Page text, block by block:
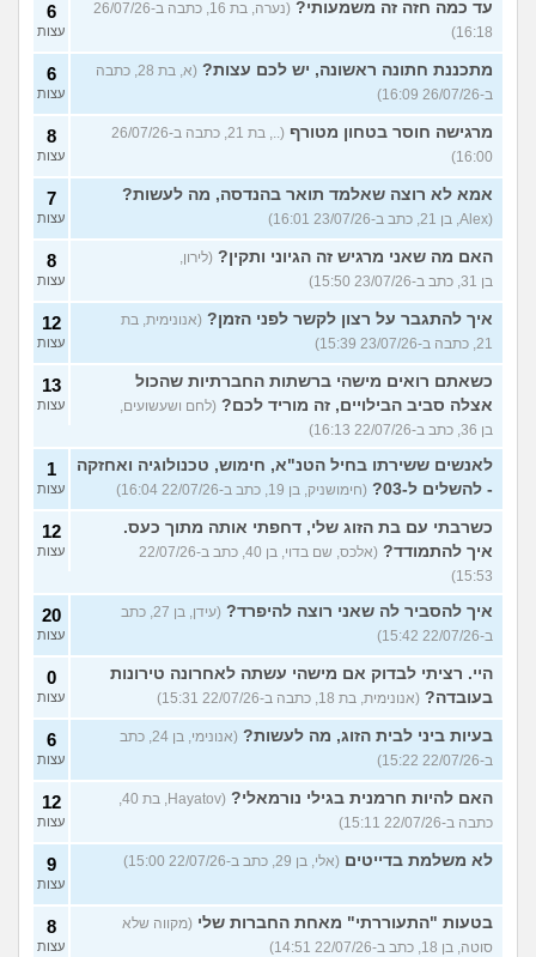
עד כמה חזה זה משמעותי?
(נערה, בת 16, כתבה ב-26/07/26
16:18)
6
עצות
מתכננת חתונה ראשונה, יש לכם עצות?
(א, בת 28, כתבה
ב-26/07/26 16:09)
6
עצות
מרגישה חוסר בטחון מטורף
(.., בת 21, כתבה ב-26/07/26
16:00)
8
עצות
אמא לא רוצה שאלמד תואר בהנדסה, מה לעשות?
(Alex, בן 21, כתב ב-23/07/26 16:01)
7
עצות
האם מה שאני מרגיש זה הגיוני ותקין? (לירון,
בן 31, כתב ב-23/07/26 15:50)
8
עצות
איך להתגבר על רצון לקשר לפני הזמן? (אנונימית, בת
21, כתבה ב-23/07/26 15:39)
12
עצות
כשאתם רואים מישהי ברשתות החברתיות שהכול
אצלה סביב הבילויים, זה מוריד לכם? (לחם ושעשועים,
בן 36, כתב ב-22/07/26 16:13)
13
עצות
לאנשים ששירתו בחיל הטנ"א, חימוש, טכנולוגיה ואחזקה
- להשלים ל-03?
(חימושניק, בן 19, כתב ב-22/07/26 16:04)
1
עצות
כשרבתי עם בת הזוג שלי, דחפתי אותה מתוך כעס.
איך להתמודד?
(אלכס, שם בדוי, בן 40, כתב ב-22/07/26
15:53)
12
עצות
איך להסביר לה שאני רוצה להיפרד?
(עידן, בן 27, כתב
ב-22/07/26 15:42)
20
עצות
היי. רציתי לבדוק אם מישהי עשתה לאחרונה טירונות
בעובדה? (אנונימית, בת 18, כתבה ב-22/07/26 15:31)
0
עצות
בעיות ביני לבית הזוג, מה לעשות?
(אנונימי, בן 24, כתב
ב-22/07/26 15:22)
6
עצות
האם להיות חרמנית בגילי נורמאלי?
(Hayatov, בת 40,
כתבה ב-22/07/26 15:11)
12
עצות
לא משלמת בדייטים (אלי, בן 29, כתב ב-22/07/26 15:00) 9
עצות
בטעות "התעוררתי" מאחת החברות שלי (מקווה שלא
סוטה, בן 18, כתב ב-22/07/26 14:51)
8
עצות